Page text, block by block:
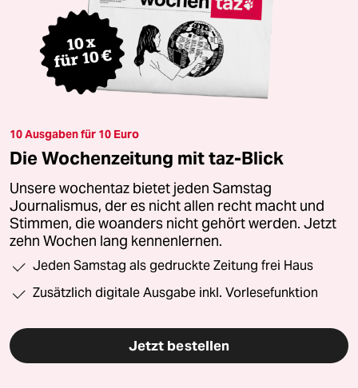
10 Ausgaben für 10 Euro
Die Wochenzeitung mit taz-Blick
Unsere wochentaz bietet jeden Samstag
Journalismus, der es nicht allen recht macht und
Stimmen, die woanders nicht gehört werden. Jetzt
zehn Wochen lang kennenlernen.
Jeden Samstag als gedruckte Zeitung frei Haus
Zusätzlich digitale Ausgabe inkl. Vorlesefunktion
Jetzt bestellen